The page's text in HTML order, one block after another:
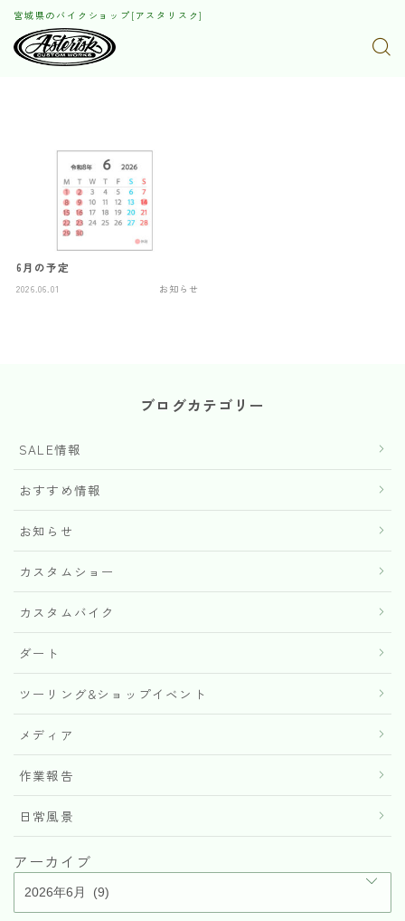
宮城県のバイクショップ[アスタリスク]
6月の予定
2026.06.01 お知らせ
ブログカテゴリー
SALE情報
おすすめ情報
お知らせ
カスタムショー
カスタムバイク
ダート
ツーリング&ショップイベント
メディア
作業報告
日常風景
アーカイブ